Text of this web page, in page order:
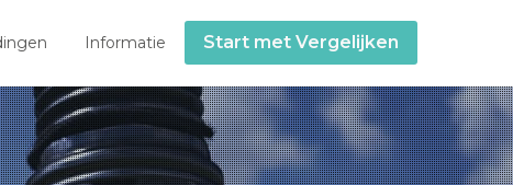
Informatie Start met Vergelijken